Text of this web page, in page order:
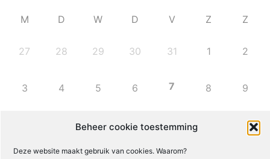
Beheer cookie toestemming
Deze website maakt gebruik van cookies. Waarom?
M D W D V Z Z
27 28 29 30 31 1 2
3 4 5 6 7 8 9
12 13 14 16